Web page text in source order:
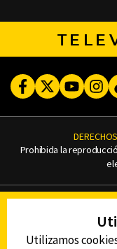
FacebookTwitterYoutube
Prohibida la
Utilizamos